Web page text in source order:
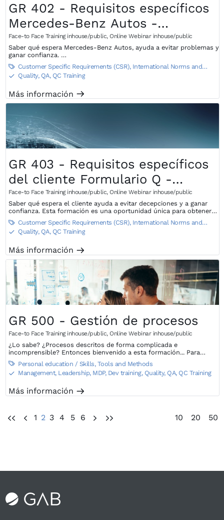
GR 402 - Requisitos específicos
Mercedes-Benz Autos -
Introducción
Face-to Face Training inhouse/public, Online Webinar inhouse/public
Saber qué espera Mercedes-Benz Autos, ayuda a evitar problemas y
ganar confianza.
Esta formación es una oportunidad única para obtener un
conocimiento holístico de las necesidades de Mercedes-Benz Autos.
 Customer Specific Requirements (CSR), International Norms and
Standards
S Quality, QA, QC Training
Más información m
GR 403 - Requisitos específicos
del cliente Formulario Q -
compacto
Face-to Face Training inhouse/public, Online Webinar inhouse/public
Saber qué espera el cliente ayuda a evitar decepciones y a ganar
confianza. Esta formación es una oportunidad única para obtener
un conocimiento holístico de las necesidades de sus clientes.
 Customer Specific Requirements (CSR), International Norms and
Standards, VW Specific Trainings
S Quality, QA, QC Training
Más información m
GR 500 - Gestión de procesos
Face-to Face Training inhouse/public, Online Webinar inhouse/public
¿Lo sabe? ¿Procesos descritos de forma complicada e
incomprensible? Entonces bienvenido a esta formación... Para
determinar los conocimientos apropiados, aprender a seleccionar lo
agradable de tener y la alta impotencia y determinar la "altitud de
vuelo" correcta de la descripción del proceso, esta formación le
 Personal education / Skills, Tools and Methods
S Management, Leadership, MDP, Dev training, Quality, QA, QC Training
Más información m
UU U 1 2 3 4 5 6 V VV 10 20 50